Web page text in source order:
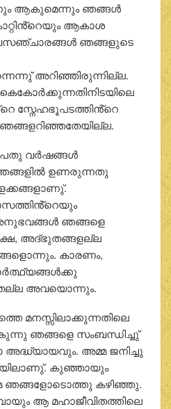
ആകുമെന്നും ഞങ്ങള്‍
ആകാശ
ഞങ്ങളുടെ
അറിഞ്ഞിരുന്നില്ല.
സ്നേഹഭൂപടത്തിൻ്റെ
ഞങ്ങളറിഞ്ഞതേയില്ല.
വര്‍ഷങ്ങള്‍
ഞങ്ങളില്‍ ഉണരുന്നതു
അനുഭവങ്ങള്‍ ഞങ്ങളെ
അദ്ഭുതങ്ങളല്ല
കാരണം,
അവയൊന്നും.
മനസ്സിലാക്കുന്നതിലെ
ഞങ്ങളെ സംബന്ധിച്ചു്
അമ്മ ജനിച്ചു
കുഞ്ഞായും
ഞങ്ങളോടൊത്തു കഴിഞ്ഞു.
ആ മഹാജീവിതത്തിലെ